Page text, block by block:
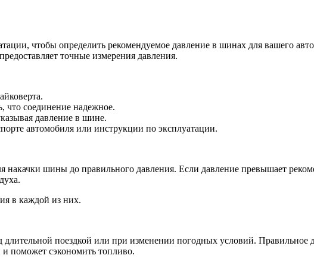
чтобы определить рекомендуемое давление в шинах для вашего
точные измерения давления.
что соединение надежное.
давление в шине.
автомобиля или инструкции по эксплуатации.
шины до правильного давления. Если давление превышает
в каждой из них.
поездкой или при изменении погодных условий. Правильное
поможет сэкономить топливо.